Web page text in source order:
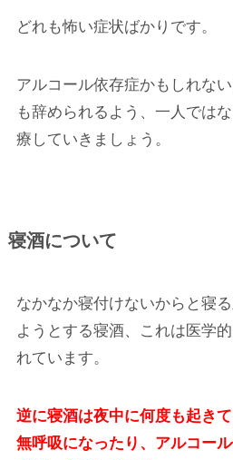
どれも怖い症状ばかりです。
アルコール依存症かもしれな
も辞められるよう、一人では
療していきましょう。
寝酒について
なかなか寝付けないからと寝
ようとする寝酒、これは医学
れています。
逆に寝酒は夜中に何度も起き
無呼吸になったり、アルコー